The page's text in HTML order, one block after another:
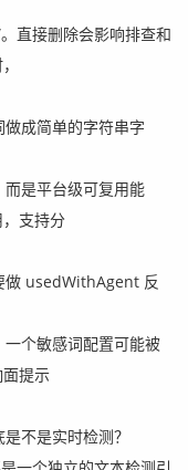
直接删除会影响排查和
成简单的字符串字
是平台级可复用能
支持分
做 usedWithAgent 反
个敏感词配置可能被
提示
不是实时检测？